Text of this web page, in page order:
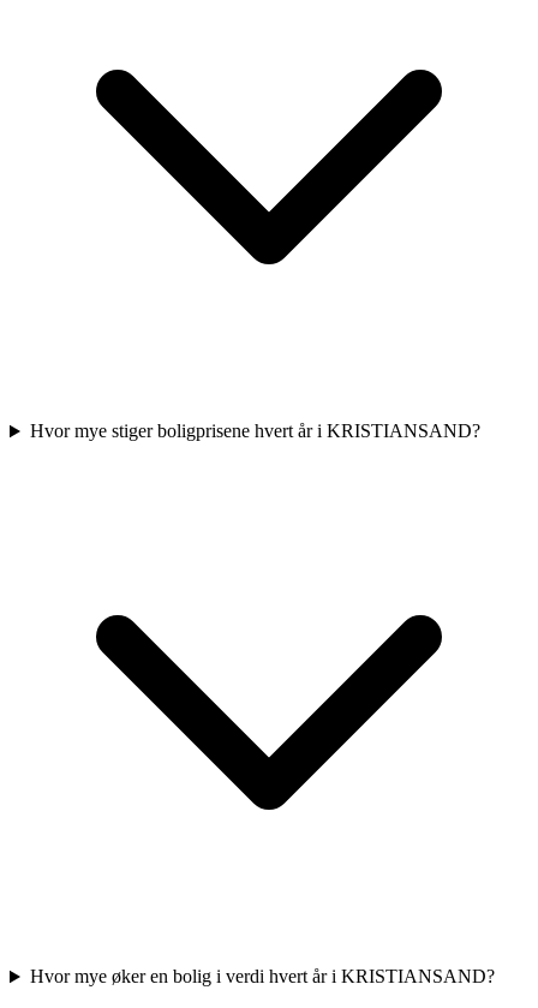
Hvor mye stiger boligprisene hvert år i KRISTIANSAND?
Hvor mye øker en bolig i verdi hvert år i KRISTIANSAND?